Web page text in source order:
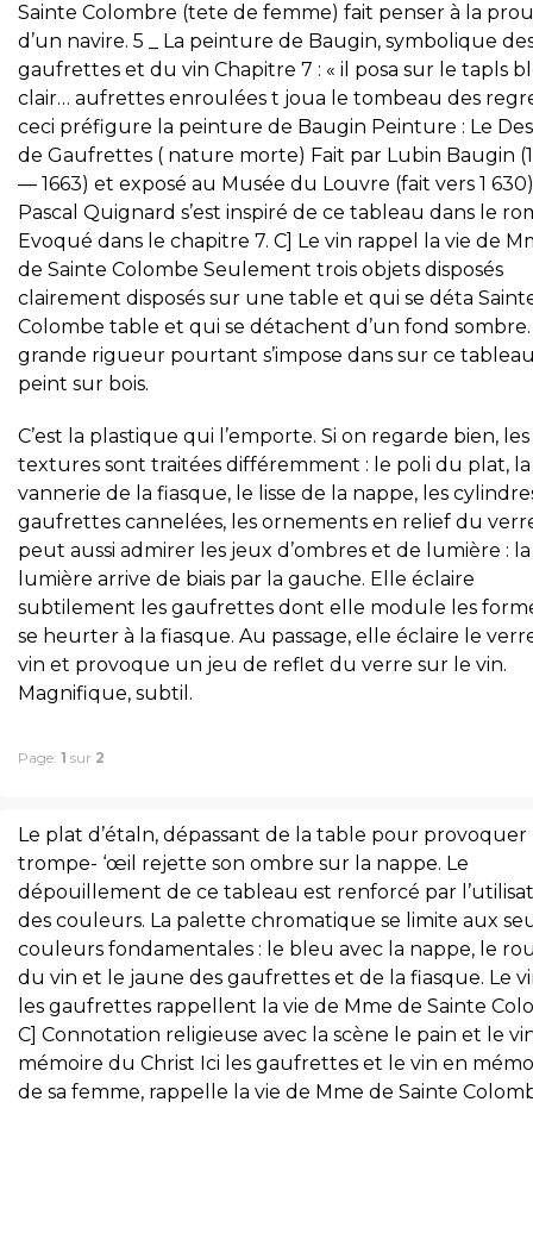
Sainte Colombre (tete de femme) fait penser à la
d’un navire. 5 _ La peinture de Baugin, symbolique
gaufrettes et du vin Chapitre 7 : « il posa sur le tapls
clair… aufrettes enroulées t joua le tombeau des
ceci préfigure la peinture de Baugin Peinture : Le
de Gaufrettes ( nature morte) Fait par Lubin Baugin (1
— 1663) et exposé au Musée du Louvre (fait vers 1
Pascal Quignard s’est inspiré de ce tableau dans le
Evoqué dans le chapitre 7. C] Le vin rappel la vie de
de Sainte Colombe Seulement trois objets disposés
clairement disposés sur une table et qui se déta
Colombe table et qui se détachent d’un fond
grande rigueur pourtant s’impose dans sur ce
peint sur bois.
C’est la plastique qui l’emporte. Si on regarde bien, les
textures sont traitées différemment : le poli du plat, la
vannerie de la fiasque, le lisse de la nappe, les
gaufrettes cannelées, les ornements en relief du
peut aussi admirer les jeux d’ombres et de lumière : la
lumière arrive de biais par la gauche. Elle éclaire
subtilement les gaufrettes dont elle module les
se heurter à la fiasque. Au passage, elle éclaire le
vin et provoque un jeu de reflet du verre sur le vin.
Magnifique, subtil.
Page: 1 sur 2
Le plat d’étaln, dépassant de la table pour
trompe- ‘œil rejette son ombre sur la nappe. Le
dépouillement de ce tableau est renforcé par
des couleurs. La palette chromatique se limite aux
couleurs fondamentales : le bleu avec la nappe, le
du vin et le jaune des gaufrettes et de la fiasque. Le
les gaufrettes rappellent la vie de Mme de Sainte
C] Connotation religieuse avec la scène le pain et le
mémoire du Christ Ici les gaufrettes et le vin en
de sa femme, rappelle la vie de Mme de Sainte